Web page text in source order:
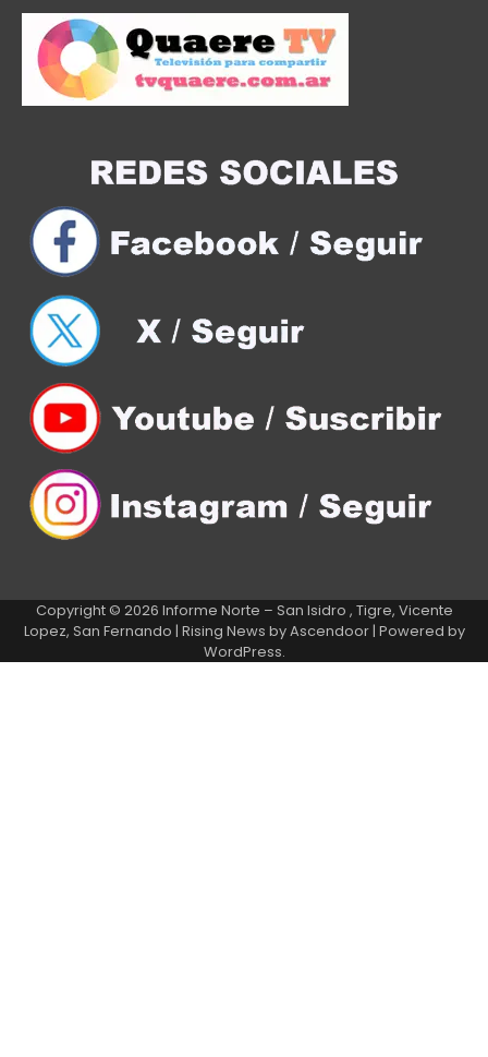
Copyright © 2026 Informe Norte – San Isidro , Tigre, Vicente
Lopez, San Fernando | Rising News byAscendoor| Powered by
WordPress.